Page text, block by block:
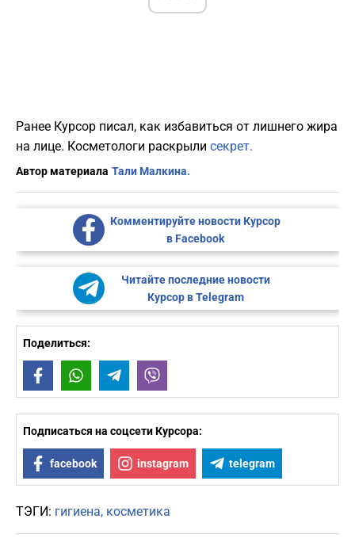
Ранее Курсор писал, как избавиться от лишнего жира
на лице. Косметологи раскрыли секрет.
Автор материала Тали Малкина.
Комментируйте новости Курсор
в Facebook
Читайте последние новости
Курсор в Telegram
Поделиться:
FacebookWhatsAppTelegram
Подписаться на соцсети Курсора:
facebook instagram telegram
ТЭГИ: гигиена косметика